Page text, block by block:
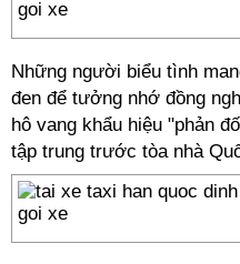
Những người biểu tình
đen để tưởng nhớ đồng
hô vang khẩu hiệu "phản
tập trung trước tòa nhà